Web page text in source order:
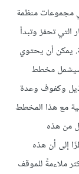
مجموعات منظمة
التي تحفز وتبدأ
يمكن أن يحتوي
سيشمل مخطط
وكفوف وعدة
مع هذا المخطط
من هذه
إلى أن هذه
ملاءمةً للموقف